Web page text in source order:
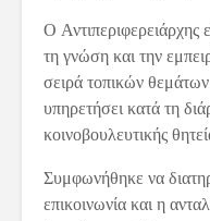
Ο Αντιπεριφερειάρχης
τη γνώση και την
σειρά τοπικών θεμάτων
υπηρετήσει κατά τη
κοινοβουλευτικής
Συμφωνήθηκε να
επικοινωνία και η